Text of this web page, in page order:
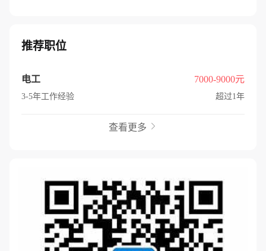
推荐职位
电工 7000-9000元
3-5年工作经验 超过1年
查看更多 